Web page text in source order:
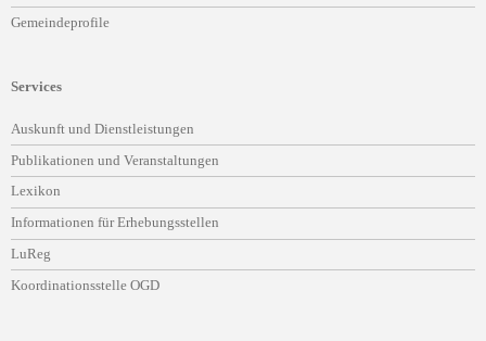
Gemeindeprofile
Services
Navigation
überspringen
Auskunft und Dienstleistungen
Publikationen und Veranstaltungen
Lexikon
Informationen für Erhebungsstellen
LuReg
Koordinationsstelle OGD